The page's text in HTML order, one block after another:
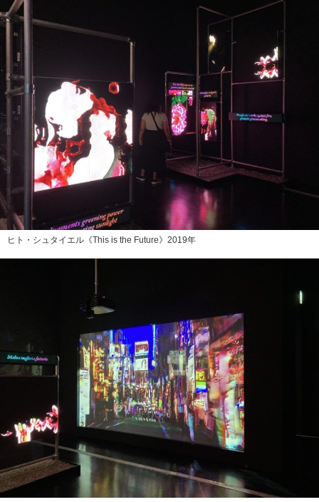
ヒト・シュタイエル《This is the Future》2019年